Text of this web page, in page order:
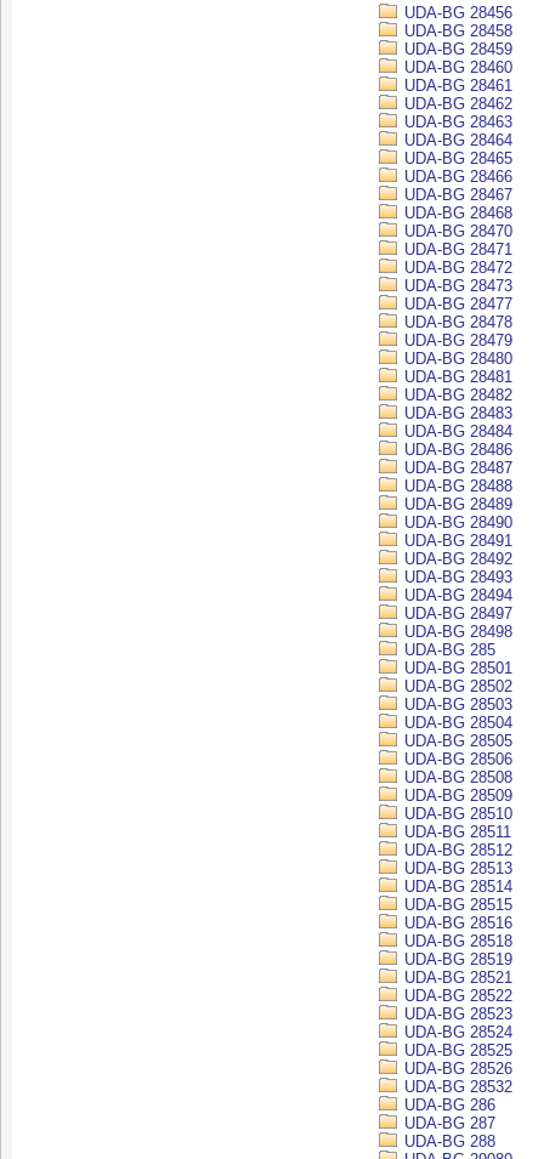
UDA-BG 28456
UDA-BG 28458
UDA-BG 28459
UDA-BG 28460
UDA-BG 28461
UDA-BG 28462
UDA-BG 28463
UDA-BG 28464
UDA-BG 28465
UDA-BG 28466
UDA-BG 28467
UDA-BG 28468
UDA-BG 28470
UDA-BG 28471
UDA-BG 28472
UDA-BG 28473
UDA-BG 28477
UDA-BG 28478
UDA-BG 28479
UDA-BG 28480
UDA-BG 28481
UDA-BG 28482
UDA-BG 28483
UDA-BG 28484
UDA-BG 28486
UDA-BG 28487
UDA-BG 28488
UDA-BG 28489
UDA-BG 28490
UDA-BG 28491
UDA-BG 28492
UDA-BG 28493
UDA-BG 28494
UDA-BG 28497
UDA-BG 28498
UDA-BG 285
UDA-BG 28501
UDA-BG 28502
UDA-BG 28503
UDA-BG 28504
UDA-BG 28505
UDA-BG 28506
UDA-BG 28508
UDA-BG 28509
UDA-BG 28510
UDA-BG 28511
UDA-BG 28512
UDA-BG 28513
UDA-BG 28514
UDA-BG 28515
UDA-BG 28516
UDA-BG 28518
UDA-BG 28519
UDA-BG 28521
UDA-BG 28522
UDA-BG 28523
UDA-BG 28524
UDA-BG 28525
UDA-BG 28526
UDA-BG 28532
UDA-BG 286
UDA-BG 287
UDA-BG 288